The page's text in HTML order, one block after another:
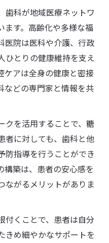
歯科が地域医療ネットワ
ます。高齢化や多様な福
医院は医科や介護、行政
ひとりの健康維持を支え
ケアは全身の健康と密接
などの専門家と情報を共
クを活用することで、糖
者に対しても、歯科と他
防指導を行うことができ
構築は、患者の安心感を
ながるメリットがありま
付くことで、患者は自分
きめ細やかなサポートを